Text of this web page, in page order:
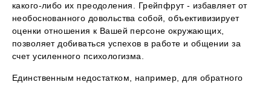
какого-либо их преодоления. Грейпфрут - избавляет от
необоснованного довольства собой, объективизирует
оценки отношения к Вашей персоне окружающих,
позволяет добиваться успехов в работе и общении за
счет усиленного психологизма.
Единственным недостатком, например, для обратного